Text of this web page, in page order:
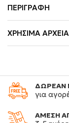
ΠΕΡΙΓΡΑΦΉ
ΧΡΉΣΙΜΑ ΑΡΧΕΊΑ
ΔΩΡΕΑΝ
για
ΑΜΕΣΗ